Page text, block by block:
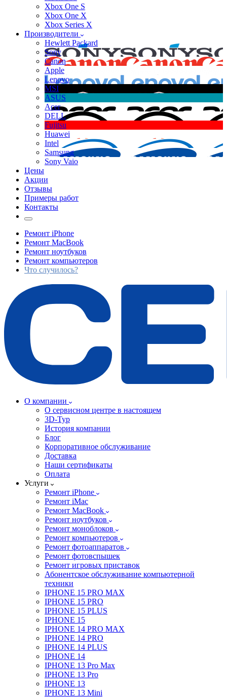
Xbox One S
Xbox One X
Xbox Series X
Производители
Hewlett Packard
Sony
Canon
Apple
Lenovo
MSI
ASUS
Acer
DELL
Fujitsu
Huawei
Intel
Samsung
Sony Vaio
Цены
Акции
Отзывы
Примеры работ
Контакты
Ремонт iPhone
Ремонт MacBook
Ремонт ноутбуков
Ремонт компьютеров
Что случилось?
О компании
О сервисном центре в настоящем
3D-Тур
История компании
Блог
Корпоративное обслуживание
Доставка
Наши сертификаты
Оплата
Услуги
Ремонт iPhone
Ремонт iMac
Ремонт MacBook
Ремонт ноутбуков
Ремонт моноблоков
Ремонт компьютеров
Ремонт фотоаппаратов
Ремонт фотовспышек
Ремонт игровых приставок
Абонентское обслуживание компьютерной
техники
IPHONE 15 PRO MAX
IPHONE 15 PRO
IPHONE 15 PLUS
IPHONE 15
IPHONE 14 PRO MAX
IPHONE 14 PRO
IPHONE 14 PLUS
IPHONE 14
IPHONE 13 Pro Max
IPHONE 13 Pro
IPHONE 13
IPHONE 13 Mini